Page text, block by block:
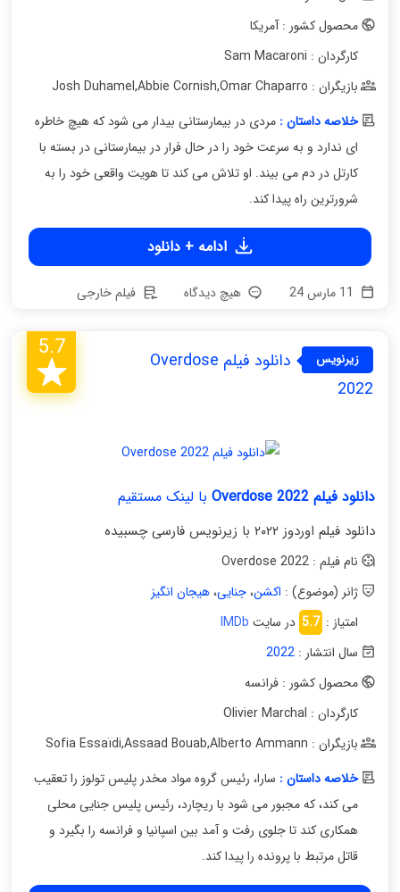
محصول کشور : آمریکا
کارگردان : Sam Macaroni
بازیگران : Josh Duhamel
,Abbie Cornish,Omar Chaparro
خلاصه داستان :مردی در بیمارستانی بیدار می شود که هیچ خاطره
ای ندارد و به سرعت خود را در حال فرار در بیمارستانی در بسته با
کارتل در دم می بیند. او تلاش می کند تا هویت واقعی خود را به
شرورترین راه پیدا کند.
ادامه + دانلود
هیچ دیدگاه فیلم خارجی
زیرنویس
فارسی
دانلود فیلم Overdose
2022
5.7
دانلود فیلم Overdose 2022 با لینک مستقیم
دانلود فیلم اوردوز ۲۰۲۲ با زیرنویس فارسی چسبیده
نام فیلم : Overdose 2022
ژانر (موضوع) : اکشن،جنایی،هیجان انگیز
امتیاز : 5.7 در سایت IMDb
سال انتشار :2022
محصول کشور : فرانسه
کارگردان : Olivier Marchal
بازیگران : Sofia Essaïdi
,Assaad Bouab,Alberto Ammann
خلاصه داستان : سارا، رئیس گروه مواد مخدر پلیس تولوز را تعقیب
می کند، که مجبور می شود با ریچارد، رئیس پلیس جنایی محلی
همکاری کند تا جلوی رفت و آمد بین اسپانیا و فرانسه را بگیرد و
قاتل مرتبط با پرونده را پیدا کند.